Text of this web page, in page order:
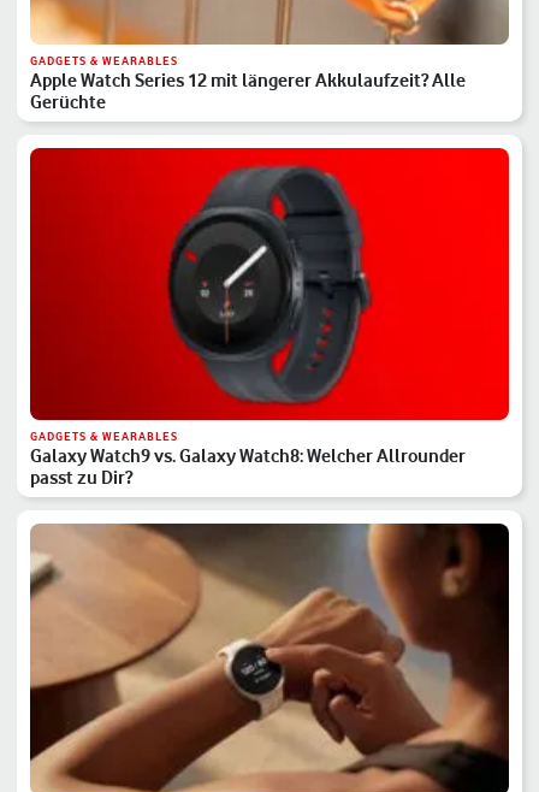
GADGETS & WEARABLES
Apple Watch Series 12 mit längerer Akkulaufzeit? Alle
Gerüchte
GADGETS & WEARABLES
Galaxy Watch9 vs. Galaxy Watch8: Welcher Allrounder
passt zu Dir?